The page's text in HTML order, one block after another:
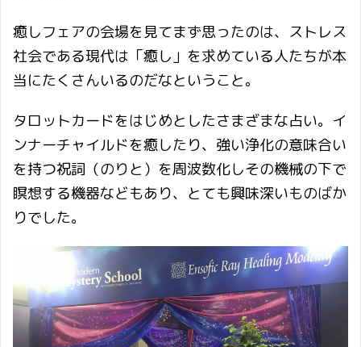
癒しフェアの会場を見てまず思ったのは、ストレス
社会である現代は「癒し」を求めている人たちが本
当にたくさんいるのだなということ。
タロットカードをはじめとしたさまざまな占い。イ
ンナーチャイルドを癒したり、強い浄化の意味合い
を持つ祝詞（のりと）を周波数化しその機械の下で
瞑想する機器などもあり、とても興味深いものばか
りでした。